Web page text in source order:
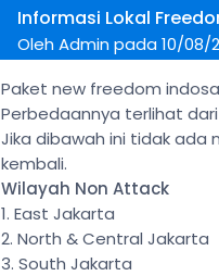
Informasi Lokal
Oleh Admin pada 10/08/
Paket new freedom
Perbedaannya terlihat
Jika dibawah ini tidak ada
kembali.
Wilayah Non Attack
East Jakarta
North & Central Jakarta
South Jakarta